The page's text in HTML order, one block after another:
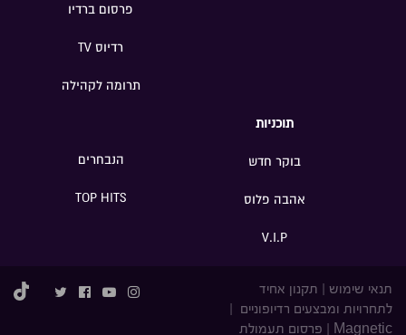
פרסום ברדיו
רדיוס TV
תרומה לקהילה
תוכניות
בוקר חדש
אהבה פלוס
V.I.P
הנבחרים
TOP HITS
תנאי שימוש
תקנון אחיד
לתחרויות ומבצעים רדיופוניים
Magnetic
פרסום תעמולת